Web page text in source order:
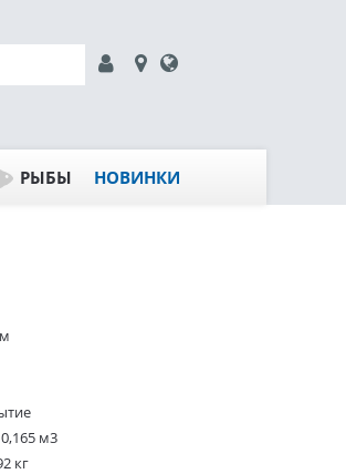
РЫБЫ НОВИНКИ
м3
кг